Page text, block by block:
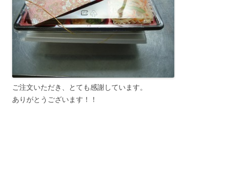
ご注文いただき、とても感謝しています。
ありがとうございます！！